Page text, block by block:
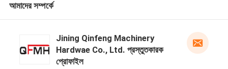
আমাদের সম্পর্কে
Jining Qinfeng Machinery
Hardwae Co., Ltd. প্রস্তুতকারক
প্রোফাইল